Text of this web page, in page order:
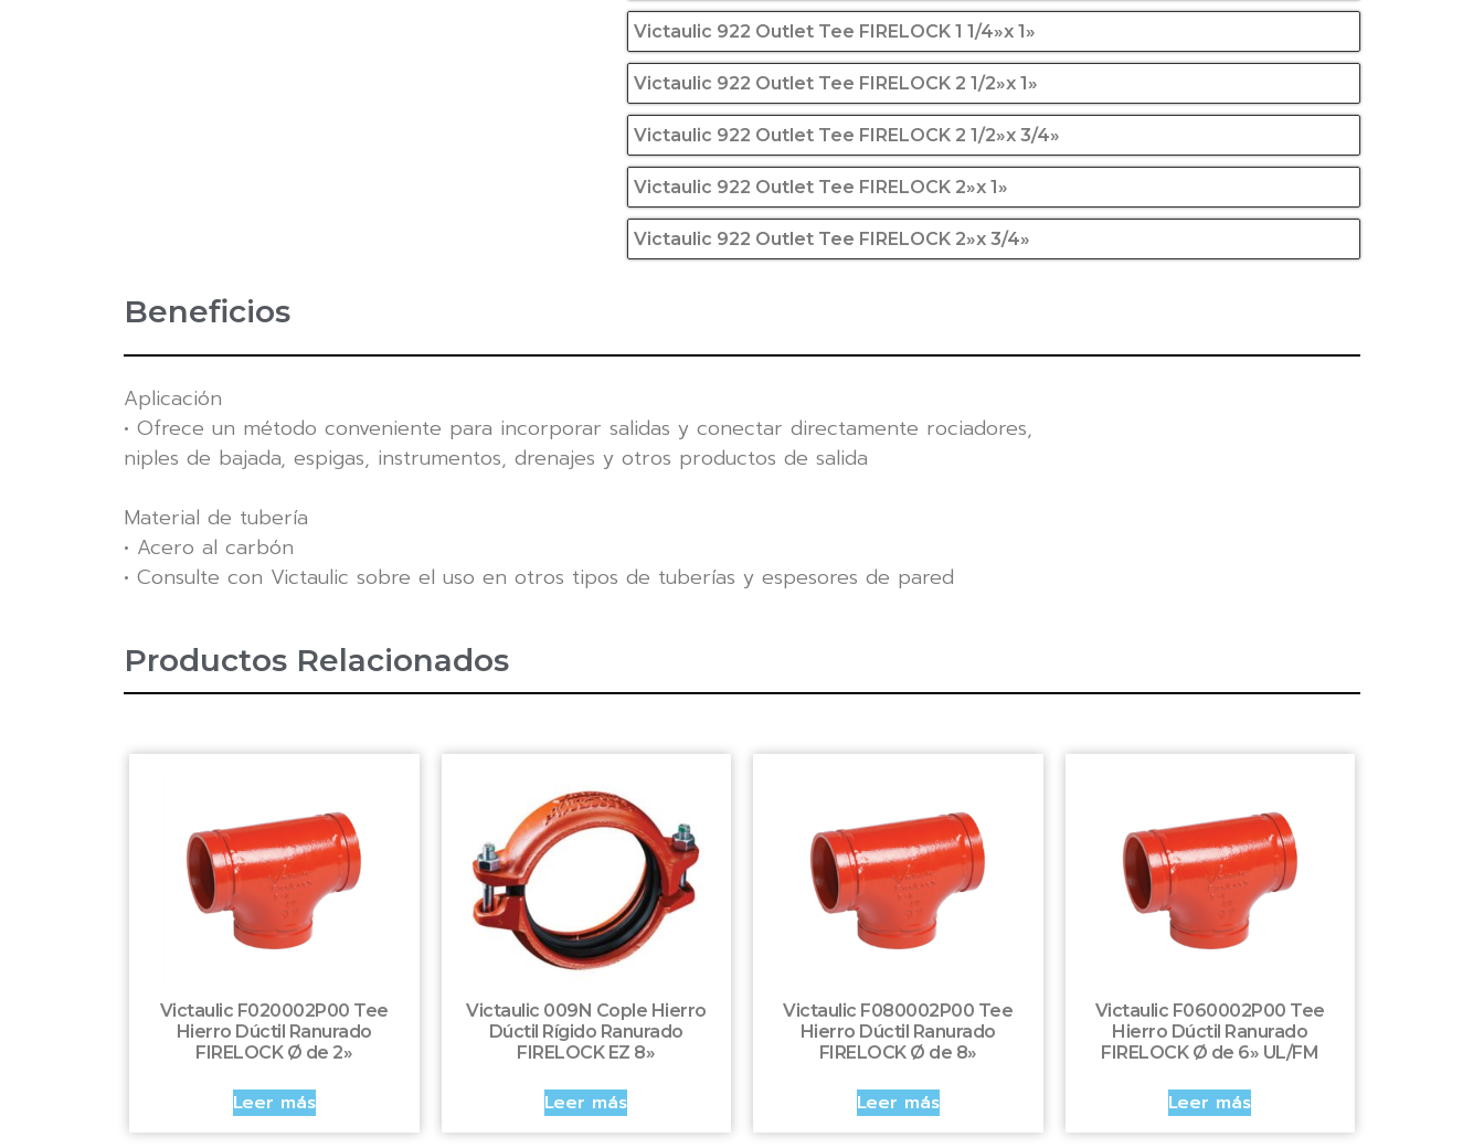
Victaulic 922 Outlet Tee FIRELOCK 1 1/4»x 1»
Victaulic 922 Outlet Tee FIRELOCK 2 1/2»x 1»
Victaulic 922 Outlet Tee FIRELOCK 2 1/2»x 3/4»
Victaulic 922 Outlet Tee FIRELOCK 2»x 1»
Victaulic 922 Outlet Tee FIRELOCK 2»x 3/4»
Beneficios
Aplicación
• Ofrece un método conveniente para incorporar salidas y conectar directamente rociadores,
niples de bajada, espigas, instrumentos, drenajes y otros productos de salida
Material de tubería
• Acero al carbón
• Consulte con Victaulic sobre el uso en otros tipos de tuberías y espesores de pared
Productos Relacionados
Victaulic F020002P00 Tee
Hierro Dúctil Ranurado
FIRELOCK Ø de 2»
Leer más
Victaulic 009N Cople Hierro
Dúctil Rígido Ranurado
FIRELOCK EZ 8»
Leer más
Victaulic F080002P00 Tee
Hierro Dúctil Ranurado
FIRELOCK Ø de 8»
Leer más
Victaulic F060002P00 Tee
Hierro Dúctil Ranurado
FIRELOCK Ø de 6» UL/FM
Leer más